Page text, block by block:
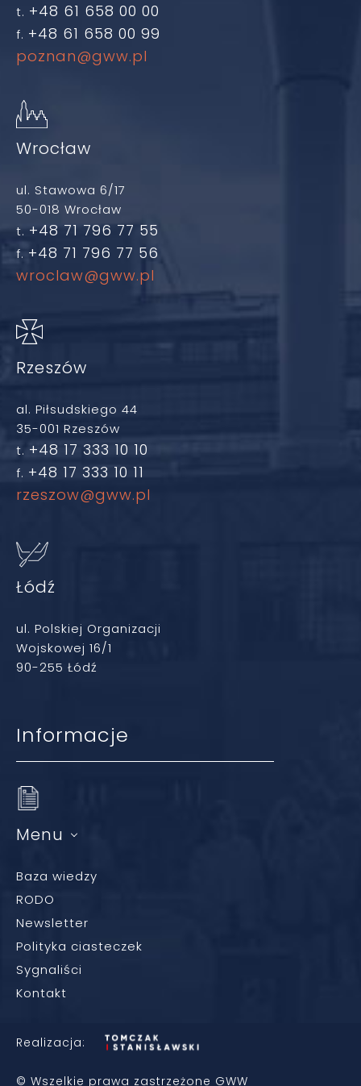
t. +48 61 658 00 00
f. +48 61 658 00 99
poznan@gww.pl
Wrocław
ul. Stawowa 6/17
50-018 Wrocław
t. +48 71 796 77 55
f. +48 71 796 77 56
wroclaw@gww.pl
Rzeszów
al. Piłsudskiego 44
35-001 Rzeszów
t. +48 17 333 10 10
f. +48 17 333 10 11
rzeszow@gww.pl
Łódź
ul. Polskiej Organizacji
Wojskowej 16/1
90-255 Łódź
Informacje
Menu
Baza wiedzy
RODO
Newsletter
Polityka ciasteczek
Sygnaliści
Kontakt
Realizacja:
© Wszelkie prawa zastrzeżone GWW